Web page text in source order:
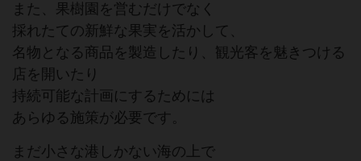
また、果樹園を営むだけでなく
採れたての新鮮な果実を活かして、
名物となる商品を製造したり、観光客を魅きつける
店を開いたり
持続可能な計画にするためには
あらゆる施策が必要です。
まだ小さな港しかない海の上で